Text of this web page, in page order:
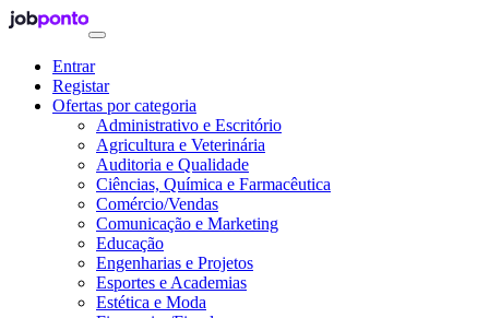
Entrar
Registar
Ofertas por categoria
Administrativo e Escritório
Agricultura e Veterinária
Auditoria e Qualidade
Ciências, Química e Farmacêutica
Comércio/Vendas
Comunicação e Marketing
Educação
Engenharias e Projetos
Esportes e Academias
Estética e Moda